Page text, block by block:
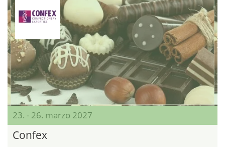
23. - 26. marzo 2027
Confex